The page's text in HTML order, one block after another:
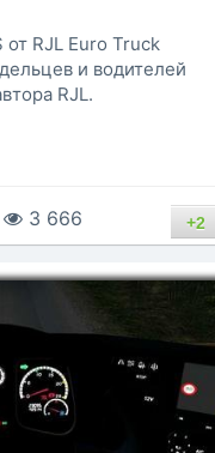
RJL Euro Truck
и водителей
RJL.
3 666 +2